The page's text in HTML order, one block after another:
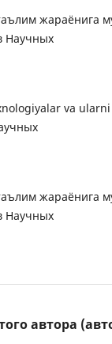
жараёнига
Научных
va
жараёнига
Научных
автора